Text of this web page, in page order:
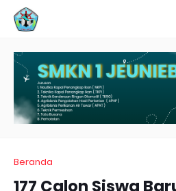
Beranda
177 Calon Siswa